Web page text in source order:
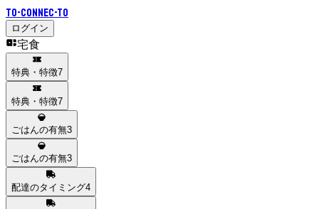
To-Connec-TO
ログイン
宅食
特典・特徴7
特典・特徴7
ごはんの有無3
ごはんの有無3
配達のタイミング4